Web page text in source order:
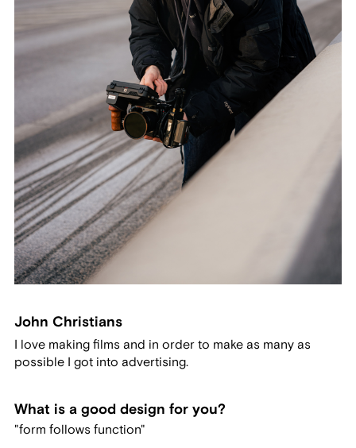
John Christians
I love making films and in order to make as many as
possible I got into advertising.
What is a good design for you?
"form follows function"